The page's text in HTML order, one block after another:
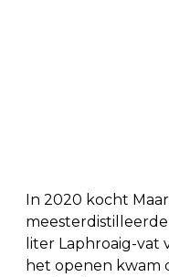
In 2020 kocht
liter Laphroaig-vat
het openen kwam